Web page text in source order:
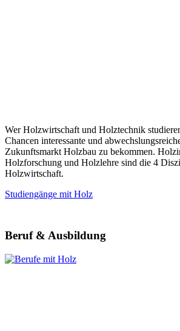
Wer Holzwirtschaft und Holztechnik
Chancen interessante und
Zukunftsmarkt Holzbau zu bekommen.
Holzforschung und Holzlehre sind die 4
Holzwirtschaft.
Studiengänge mit Holz
Beruf & Ausbildung